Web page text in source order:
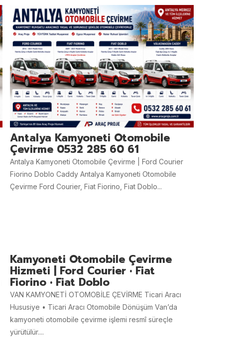
Antalya Kamyoneti Otomobile
Çevirme 0532 285 60 61
Antalya Kamyoneti Otomobile Çevirme | Ford Courier
Fiorino Doblo Caddy Antalya Kamyoneti Otomobile
Çevirme Ford Courier, Fiat Fiorino, Fiat Doblo...
Kamyoneti Otomobile Çevirme
Hizmeti | Ford Courier • Fiat
Fiorino • Fiat Doblo
VAN KAMYONETİ OTOMOBİLE ÇEVİRME Ticari Aracı
Hususiye • Ticari Aracı Otomobile Dönüşüm Van’da
kamyoneti otomobile çevirme işlemi resmî süreçle
yürütülür....